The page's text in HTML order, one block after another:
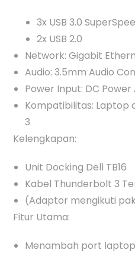
3x USB 3.0
2x USB 2.0
Network: Gigabit
Audio: 3.5mm Audio
Power Input: DC
Kompatibilitas:
3
Kelengkapan:
Unit Docking Dell TB16
Kabel Thunderbolt 3
(Adaptor mengikuti
Fitur Utama:
Menambah port